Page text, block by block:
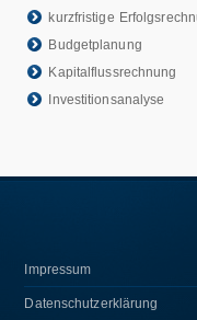
kurzfristige
Budgetplanung
Kapitalflussrechnung
Investitionsanalyse
Impressum
Datenschutzerklärung